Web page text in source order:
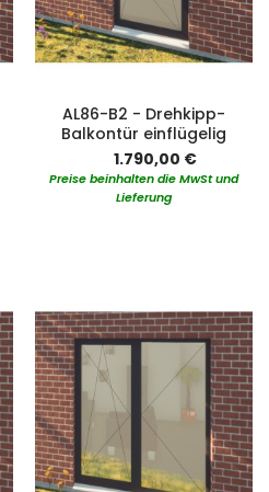
AL86-B2 - Drehkipp-
Balkontür einflügelig
1.790,00 €
Preise beinhalten die MwSt und
Lieferung